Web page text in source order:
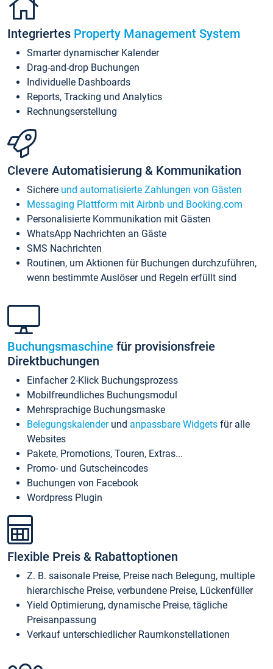
Integriertes Property Management System
Smarter dynamischer Kalender
Drag-and-drop Buchungen
Individuelle Dashboards
Reports, Tracking und Analytics
Rechnungserstellung
Clevere Automatisierung & Kommunikation
Sichere und automatisierte Zahlungen von Gästen
Messaging Plattform mit Airbnb und Booking.com
Personalisierte Kommunikation mit Gästen
WhatsApp Nachrichten an Gäste
SMS Nachrichten
Routinen, um Aktionen für Buchungen durchzuführen,
wenn bestimmte Auslöser und Regeln erfüllt sind
Buchungsmaschine für provisionsfreie
Direktbuchungen
Einfacher 2-Klick Buchungsprozess
Mobilfreundliches Buchungsmodul
Mehrsprachige Buchungsmaske
Belegungskalenderund anpassbare Widgets für alle
Websites
Pakete, Promotions, Touren, Extras...
Promo- und Gutscheincodes
Buchungen von Facebook
Wordpress Plugin
Flexible Preis & Rabattoptionen
Z. B. saisonale Preise, Preise nach Belegung, multiple
hierarchische Preise, verbundene Preise, Lückenfüller
Yield Optimierung, dynamische Preise, tägliche
Preisanpassung
Verkauf unterschiedlicher Raumkonstellationen